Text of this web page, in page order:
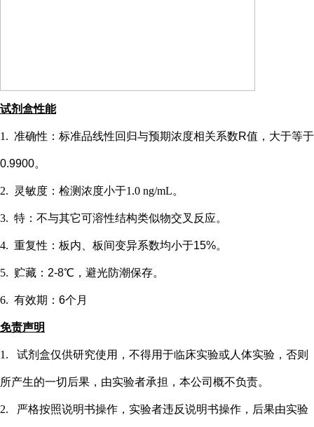
试剂盒性能
1. 准确性：标准品线性回归与预期浓度相关系数R值，大于等于
0.9900。
2. 灵敏度：检测浓度小于1.0 ng/mL。
3. 特：不与其它可溶性结构类似物交叉反应。
4. 重复性：板内、板间变异系数均小于15%。
5. 贮藏： 2-8℃，避光防潮保存。
6. 有效期： 6个月
免责声明
1. 试剂盒仅供研究使用，不得用于临床实验或人 体实验，否则
所产生的一切后果，由实验者承担，本公司概不负责。
2. 严格按照说明书操作，实验者违反说明书操作，后果由实验